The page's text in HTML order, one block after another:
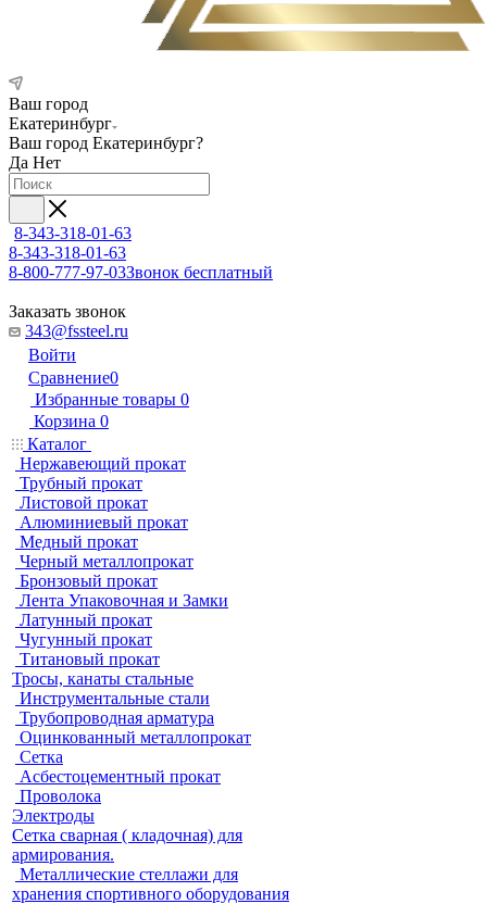
Ваш город
Екатеринбург
Ваш город Екатеринбург?
Да Нет
8-343-318-01-63
8-343-318-01-63
8-800-777-97-03Звонок бесплатный
Заказать звонок
343@fssteel.ru
Войти
Сравнение0
Избранные товары 0
Корзина 0
Каталог
Нержавеющий прокат
Трубный прокат
Листовой прокат
Алюминиевый прокат
Медный прокат
Черный металлопрокат
Бронзовый прокат
Лента Упаковочная и Замки
Латунный прокат
Чугунный прокат
Титановый прокат
Тросы, канаты стальные
Инструментальные стали
Трубопроводная арматура
Оцинкованный металлопрокат
Сетка
Асбестоцементный прокат
Проволока
Электроды
Сетка сварная ( кладочная) для
армирования.
Металлические стеллажи для
хранения спортивного оборудования